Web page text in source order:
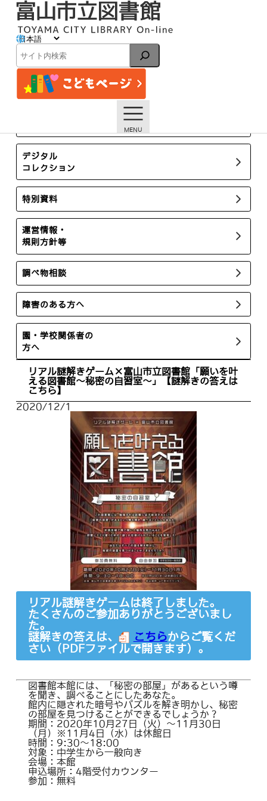
検
索
イベント
トップページ
イベント一覧
リアル謎解きゲーム×富山市立図書館「願いを叶える図書館
～秘密の自習室～」【謎解きの答えはこちら】
デジタル
コレクション
特別資料
運営情報・
規則方針等
調べ物相談
障害のある方へ
園・学校関係者の
方へ
リアル謎解きゲーム×富山市立図書館「願いを叶
える図書館～秘密の自習室～」【謎解きの答えは
こちら】
2020/12/1
リアル謎解きゲームは終了しました。
たくさんのご参加ありがとうございまし
た。
謎解きの答えは、
こちらからご覧くだ
さい（PDFファイルで開きます）。
図書館本館には、「秘密の部屋」があるという噂
を聞き、調べることにしたあなた。
館内に隠された暗号やパズルを解き明かし、秘密
の部屋を見つけることができるでしょうか？
期間：2020年10月27日（火）～11月30日
（月）※11月4日（水）は休館日
時間：9:30～18:00
対象：中学生から一般向き
会場：本館
申込場所：4階受付カウンター
参加：無料